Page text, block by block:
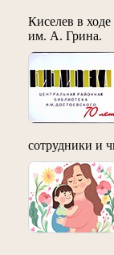
Киселев в
им. А. Грина.
сотрудники и